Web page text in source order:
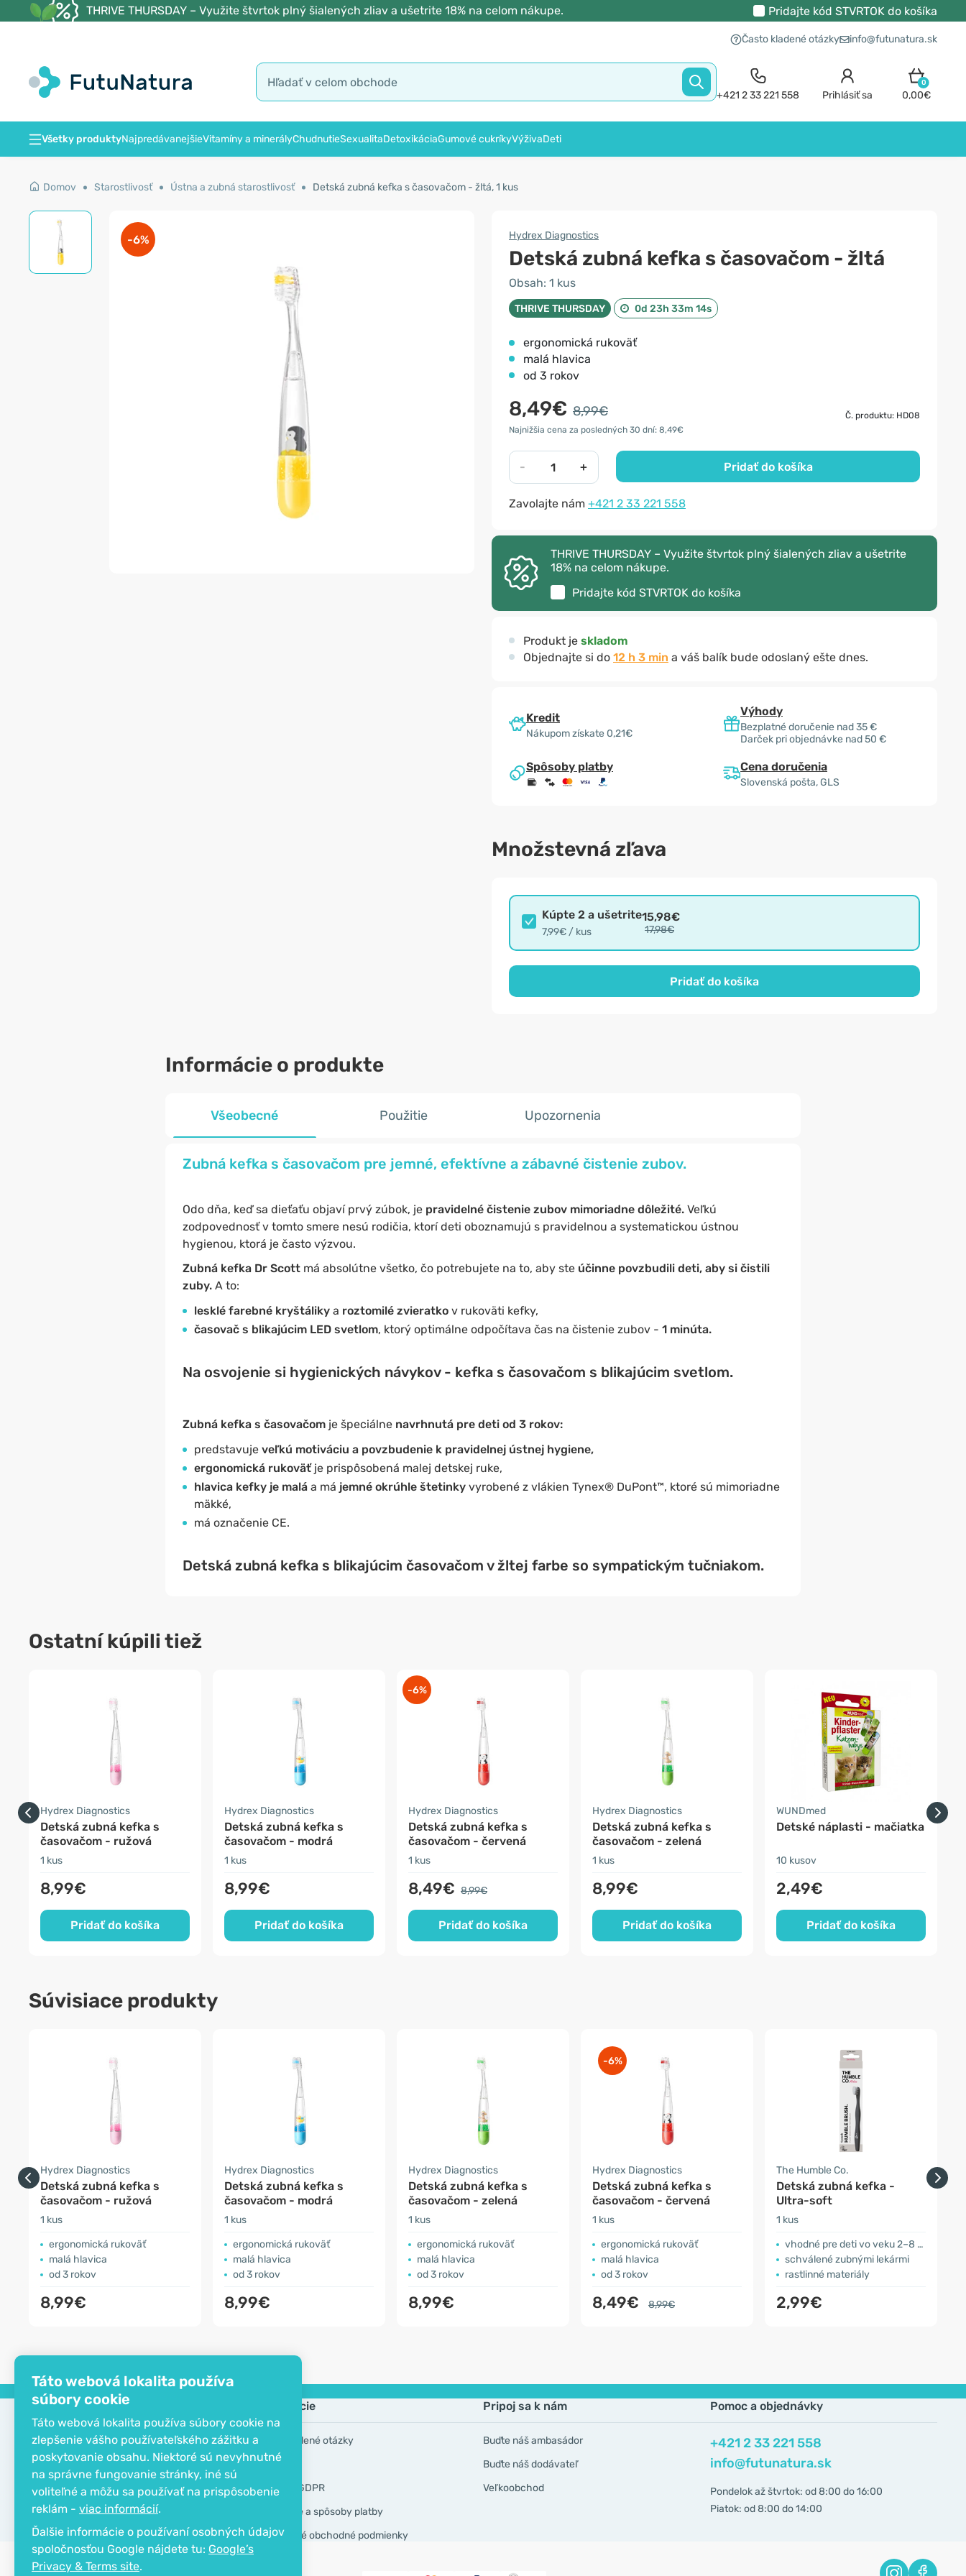
Táto webová lokalita používa
súbory cookie
Táto webová lokalita používa súbory cookie na
zlepšenie vášho používateľského zážitku a
poskytovanie obsahu. Niektoré sú nevyhnutné
na správne fungovanie stránky, iné sú
voliteľné a môžu sa používať na prispôsobenie
reklám - viac informácií.
Ďalšie informácie o používaní osobných údajov
spoločnosťou Google nájdete tu: Google’s
Privacy & Terms site.
THRIVE THURSDAY – Využite štvrtok plný šialených zliav a ušetrite 18% na celom nákupe. Pridajte kód STVRTOKdo košíka
Často kladené otázky info@futunatura.sk
+421 2 33 221 558 Prihlásiť sa
0
0,00€
Všetky produktyNajpredávanejšieVitamíny a minerályChudnutieSexualitaDetoxikáciaGumové cukríkyVýživaDeti
Domov Starostlivosť Ústna a zubná starostlivosť Detská zubná kefka s časovačom - žltá, 1 kus
-6% Hydrex Diagnostics
Detská zubná kefka s časovačom - žltá
Obsah: 1 kus
THRIVE THURSDAY 0d 23h 33m 14s
ergonomická rukoväť
malá hlavica
od 3 rokov
8,49€ 8,99€
Č. produktu: HD08
Najnižšia cena za posledných 30 dní: 8,49€
- + Pridať do košíka
Zavolajte nám +421 2 33 221 558
THRIVE THURSDAY – Využite štvrtok plný šialených zliav a ušetrite
18% na celom nákupe.
Pridajte kód STVRTOK do košíka
Produkt je skladom
Objednajte si do 12 h 3 min a váš balík bude odoslaný ešte dnes.
Kredit
Nákupom získate 0,21€
Výhody
Bezplatné doručenie nad 35 €
Darček pri objednávke nad 50 €
Spôsoby platby Cena doručenia
Slovenská pošta, GLS
Množstevná zľava
Kúpte 2 a ušetrite
7,99€ / kus
15,98€
17,98€
Pridať do košíka
Informácie o produkte
Všeobecné Použitie Upozornenia
Zubná kefka s časovačom pre jemné, efektívne a zábavné čistenie zubov.
Odo dňa, keď sa dieťaťu objaví prvý zúbok, jepravidelné čistenie zubov mimoriadne dôležité.Veľkú
zodpovednosť v tomto smere nesú rodičia, ktorí deti oboznamujú s pravidelnou a systematickou ústnou
hygienou, ktorá je často výzvou.
Zubná kefka Dr Scottmá absolútne všetko, čo potrebujete na to, aby steúčinne povzbudili deti, aby si čistili
zuby. A to:
lesklé farebné kryštáliky a roztomilé zvieratkov rukoväti kefky,
časovač s blikajúcim LED svetlom, ktorý optimálne odpočítava čas na čistenie zubov - 1 minúta.
Na osvojenie si hygienických návykov - kefka s časovačom s blikajúcim svetlom.
Zubná kefka s časovačom je špeciálnenavrhnutá pre deti od 3 rokov:
predstavuje veľkú motiváciu a povzbudenie k pravidelnej ústnej hygiene,
ergonomická rukoväťje prispôsobená malej detskej ruke,
hlavica kefky je malá a má jemné okrúhle štetinky vyrobené z vlákien Tynex® DuPont™, ktoré sú mimoriadne
mäkké,
má označenie CE.
Detská zubná kefka s blikajúcim časovačom v žltej farbe so sympatickým tučniakom.
Ostatní kúpili tiež
Hydrex Diagnostics
Detská zubná kefka s
časovačom - ružová
1 kus
8,99€
Pridať do košíka
Hydrex Diagnostics
Detská zubná kefka s
časovačom - modrá
1 kus
8,99€
Pridať do košíka
-6%
Hydrex Diagnostics
Detská zubná kefka s
časovačom - červená
1 kus
8,49€ 8,99€
Pridať do košíka
Hydrex Diagnostics
Detská zubná kefka s
časovačom - zelená
1 kus
8,99€
Pridať do košíka
WUNDmed
Detské náplasti - mačiatka
10 kusov
2,49€
Pridať do košíka
Súvisiace produkty
Hydrex Diagnostics
Detská zubná kefka s
časovačom - ružová
1 kus
ergonomická rukoväť
malá hlavica
od 3 rokov
8,99€
Hydrex Diagnostics
Detská zubná kefka s
časovačom - modrá
1 kus
ergonomická rukoväť
malá hlavica
od 3 rokov
8,99€
Hydrex Diagnostics
Detská zubná kefka s
časovačom - zelená
1 kus
ergonomická rukoväť
malá hlavica
od 3 rokov
8,99€
-6%
Hydrex Diagnostics
Detská zubná kefka s
časovačom - červená
1 kus
ergonomická rukoväť
malá hlavica
od 3 rokov
8,49€ 8,99€
The Humble Co.
Detská zubná kefka -
Ultra-soft
1 kus
vhodné pre deti vo veku 2–8 rokov
schválené zubnými lekármi
rastlinné materiály
2,99€
Spoločnosť
EKO certifikát
Kontakt
O spoločnosti
Informácie
Často kladené otázky
Značky
Nástroje GDPR
Doručenie a spôsoby platby
Všeobecné obchodné podmienky
Pripoj sa k nám
Buďte náš ambasádor
Buďte náš dodávateľ
Veľkoobchod
Pomoc a objednávky
+421 2 33 221 558
info@futunatura.sk
Pondelok až štvrtok: od 8:00 do 16:00
Piatok: od 8:00 do 14:00